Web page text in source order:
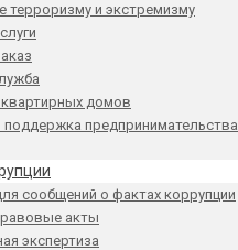
терроризму и экстремизму
домов
предпринимательства
сообщений о фактах коррупции
акты
экспертиза